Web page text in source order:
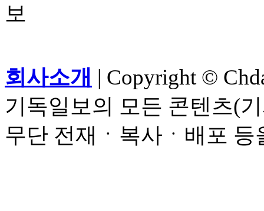
회사소개 | Copyright ©
기독일보의 모든 콘텐츠(
무단 전재ㆍ복사ㆍ배포 등